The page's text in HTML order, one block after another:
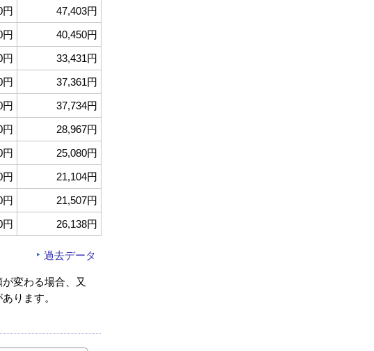
円
47,403円
円
40,450円
円
33,431円
円
37,361円
円
37,734円
円
28,967円
円
25,080円
円
21,104円
円
21,507円
円 26,138円
過去データ
変わる場合、又
ります。